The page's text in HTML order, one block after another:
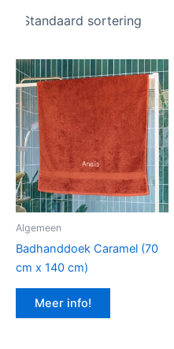
Algemeen
Badhanddoek Caramel (70
cm x 140 cm)
Meer info!